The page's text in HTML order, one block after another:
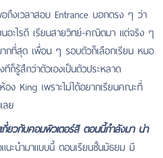
งเวลาสอบ Entrance บอกตรง ๆ ว่า
นอะไรดี เรียนสายวิทย์-คณิตมา แต่จริง ๆ
กที่สุด เพื่อน ๆ รอบตัวก็เลือกเรียน หมอ
รู้สึกว่าตัวเองเป็นตัวประหลาด
อง King เพราะไม่ได้อยากเรียนคณะที่
ลย
เกี่ยวกับคอมพิวเตอร์สิ ตอนนี้กำลังมา น่า
นำมาแบบนี้ ตอนเรียนชั้นมัธยม มี